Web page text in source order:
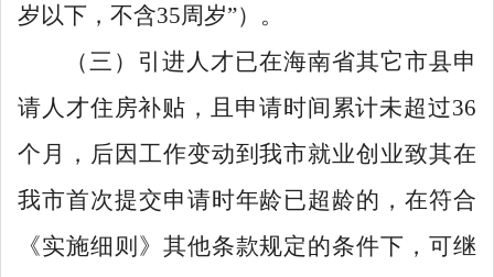
岁以下，不含35周岁”）。
（三）引进人才已在海南省其它市县申
请人才住房补贴，且申请时间累计未超过36
个月，后因工作变动到我市就业创业致其在
我市首次提交申请时年龄已超龄的，在符合
《实施细则》其他条款规定的条件下，可继